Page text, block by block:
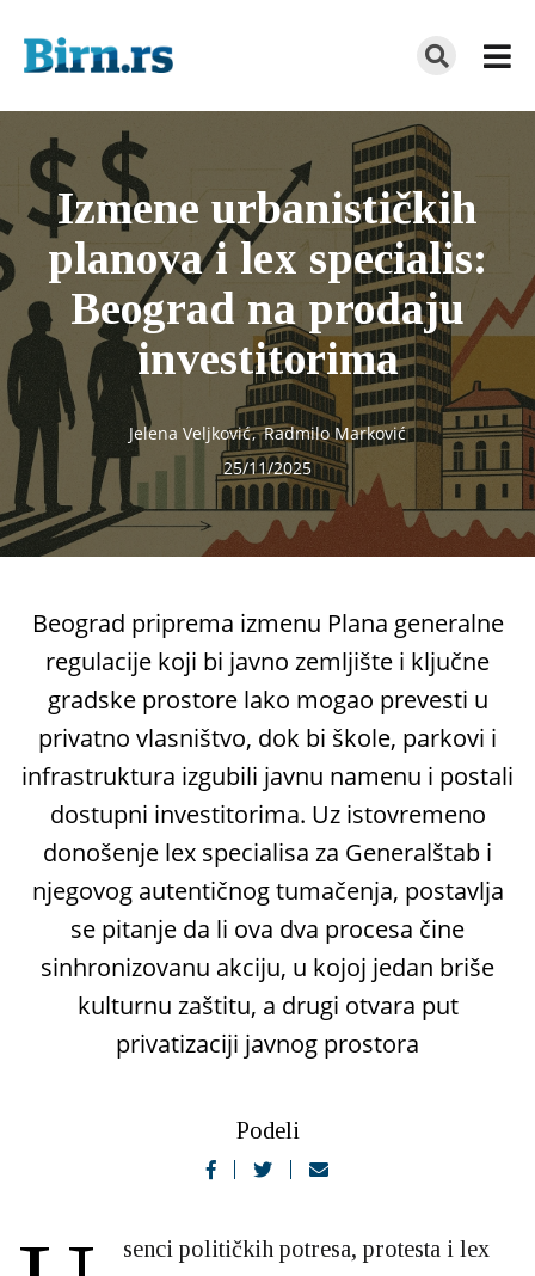
Izmene urbanističkih
planova i lex specialis:
Beograd na prodaju
investitorima
Jelena Veljković, Radmilo Marković
25/11/2025
Beograd priprema izmenu Plana generalne
regulacije koji bi javno zemljište i ključne
gradske prostore lako mogao prevesti u
privatno vlasništvo, dok bi škole, parkovi i
infrastruktura izgubili javnu namenu i postali
dostupni investitorima. Uz istovremeno
donošenje lex specialisa za Generalštab i
njegovog autentičnog tumačenja, postavlja
se pitanje da li ova dva procesa čine
sinhronizovanu akciju, u kojoj jedan briše
kulturnu zaštitu, a drugi otvara put
privatizaciji javnog prostora
Podeli
senci političkih potresa, protesta i lex